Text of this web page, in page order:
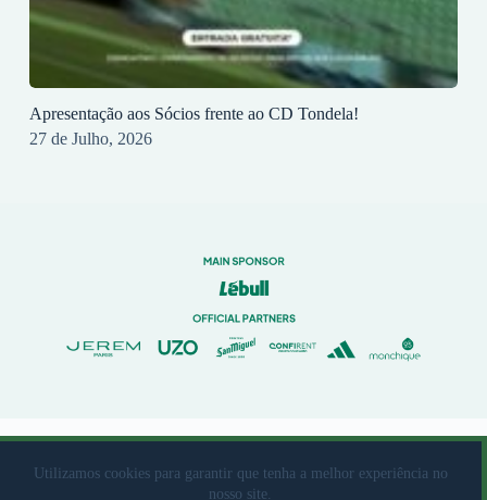
Utilizamos cookies para garantir que tenha a melhor experiência no
nosso site.
Apresentação aos Sócios frente ao CD Tondela!
27 de Julho, 2026
© 2023 Rio Ave Futebol Clube Desenvolvido porbrandit